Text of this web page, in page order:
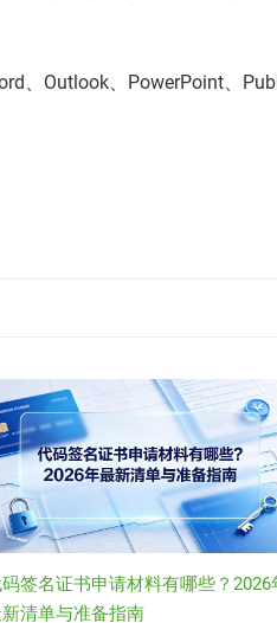
、Outlook、PowerPoint、
签名证书申请材料有哪些？2026
清单与准备指南